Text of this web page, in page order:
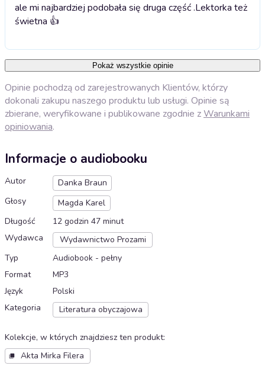
ale mi najbardziej podobała się druga część .Lektorka też
świetna 👍
Pokaż wszystkie opinie
Opinie pochodzą od zarejestrowanych Klientów, którzy
dokonali zakupu naszego produktu lub usługi. Opinie są
zbierane, weryfikowane i publikowane zgodnie zWarunkami
opiniowania.
Informacje o audiobooku
Autor
Danka Braun
Głosy
Magda Karel
Długość
12 godzin 47 minut
Wydawca
Wydawnictwo Prozami
Typ
Audiobook - pełny
Format
MP3
Język
Polski
Kategoria
Literatura obyczajowa
Kolekcje, w których znajdziesz ten produkt:
Akta Mirka Filera